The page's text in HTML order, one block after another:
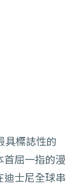
具標誌性的
屈一指的漫
迪士尼全球串